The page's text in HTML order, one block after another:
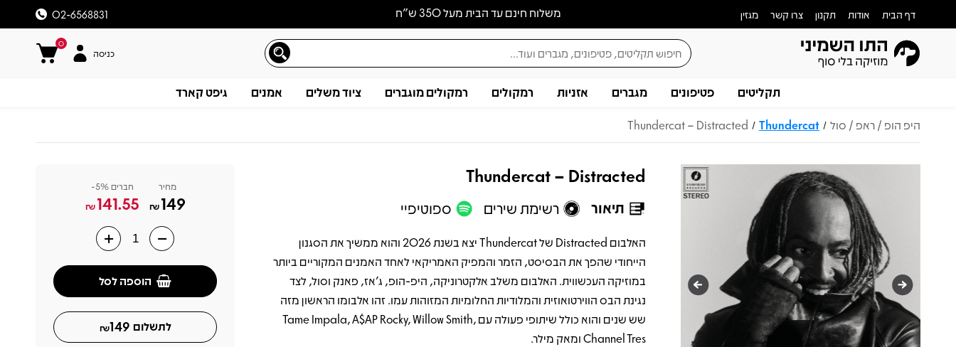
משלוח חינם עד הבית מעל 350 ש״ח דף הבית אודות תקנון צרו קשר מגזין 02-6568831
0
כניסה
תקליטים פטיפונים מגברים אזניות רמקולים רמקולים מוגברים ציוד משלים אמנים גיפט קארד
היפ הופ / ראפ / סול /
Thundercat
/
Thundercat – Distracted
Thundercat – Distracted
תיאור רשימת שירים ספוטיפיי
תיאורהאלבום Distracted של Thundercat יצא בשנת 2026 והוא ממשיך את הסגנון
הייחודי שהפך את הבסיסט, הזמר והמפיק האמריקאי לאחד האמנים המקוריים ביותר
במוזיקה העכשווית. האלבום משלב אלקטרוניקה, היפ-הופ, ג'אז, פאנק וסול, לצד
נגינת הבס הווירטואוזית והמלודיות החלומיות המזוהות עמו. זהו אלבומו הראשון מזה
שש שנים והוא כולל שיתופי פעולה עם Tame Impala, A$AP Rocky, Willow Smith,
Channel Tres ומאק מילר.
מחיר
149
₪
חברים 5%-
141.55
₪
הוספה לסל
לתשלום 149
₪